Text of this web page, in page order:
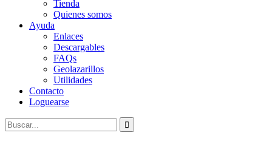
Tienda
Quienes somos
Ayuda
Enlaces
Descargables
FAQs
Geolazarillos
Utilidades
Contacto
Loguearse
Buscar: